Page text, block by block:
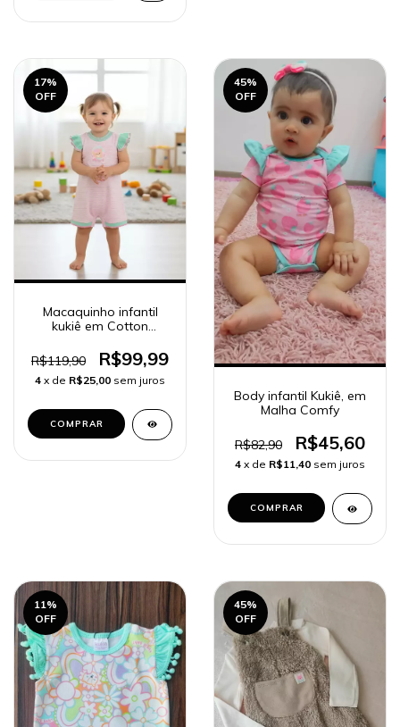
17%
OFF
Macaquinho infantil
kukiê em Cotton
R$119,90
R$99,99
4 x de R$25,00 sem juros
COMPRAR
45%
OFF
Body infantil Kukiê, em
Malha Comfy
R$82,90 R$45,60
4 x de R$11,40 sem juros
COMPRAR
11%
OFF
45%
OFF